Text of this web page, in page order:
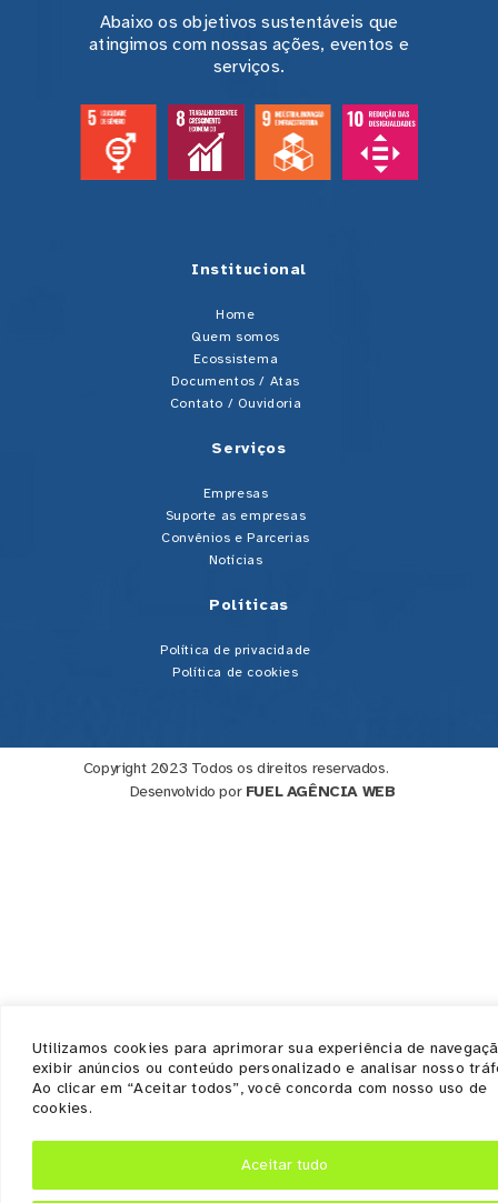
Utilizamos cookies para aprimorar sua experiência de
exibir anúncios ou conteúdo personalizado e analisar nosso
Ao clicar em “Aceitar todos”, você concorda com nosso uso de
cookies.
Aceitar tudo
Abaixo os objetivos sustentáveis que
atingimos com nossas ações, eventos e
serviços.
Institucional
Home
Quem somos
Ecossistema
Documentos / Atas
Contato / Ouvidoria
Serviços
Empresas
Suporte as empresas
Convênios e Parcerias
Notícias
Políticas
Política de privacidade
Política de cookies
Copyright 2023 Todos os direitos reservados.
Desenvolvido por FUEL AGÊNCIA WEB